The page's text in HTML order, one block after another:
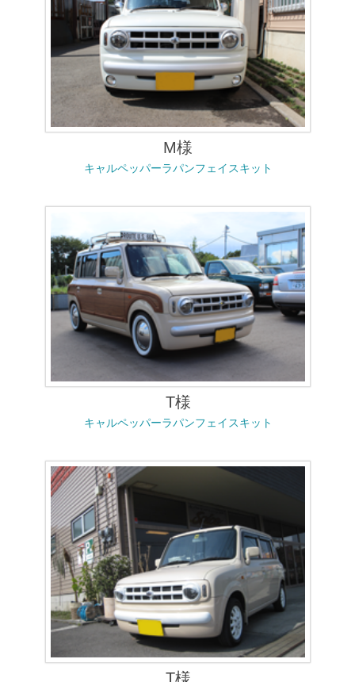
M様
キャルペッパーラパンフェイスキット
T様
キャルペッパーラパンフェイスキット
T様